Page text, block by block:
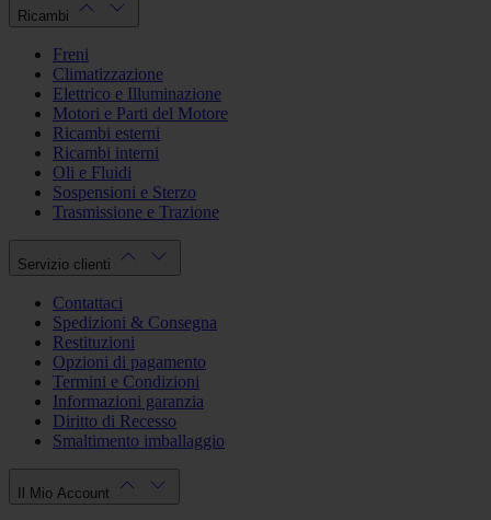
Ricambi
Freni
Climatizzazione
Elettrico e Illuminazione
Motori e Parti del Motore
Ricambi esterni
Ricambi interni
Oli e Fluidi
Sospensioni e Sterzo
Trasmissione e Trazione
Servizio clienti
Contattaci
Spedizioni & Consegna
Restituzioni
Opzioni di pagamento
Termini e Condizioni
Informazioni garanzia
Diritto di Recesso
Smaltimento imballaggio
Il Mio Account